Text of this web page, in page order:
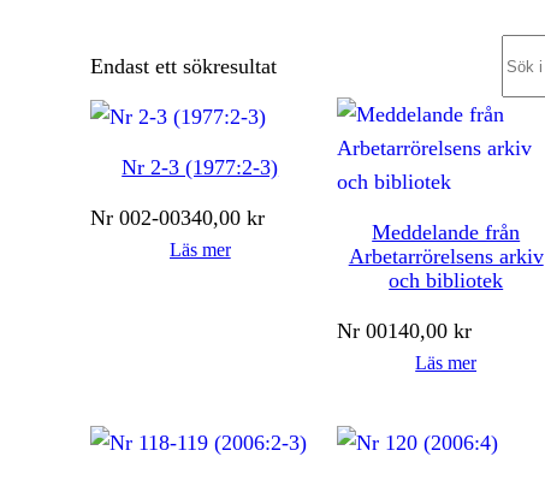
Endast ett sökresultat
Nr 2-3 (1977:2-3)
Nr 002-00340,00kr
Läs mer
Meddelande från
Arbetarrörelsens arkiv
och bibliotek
Nr 00140,00 kr
Läs mer